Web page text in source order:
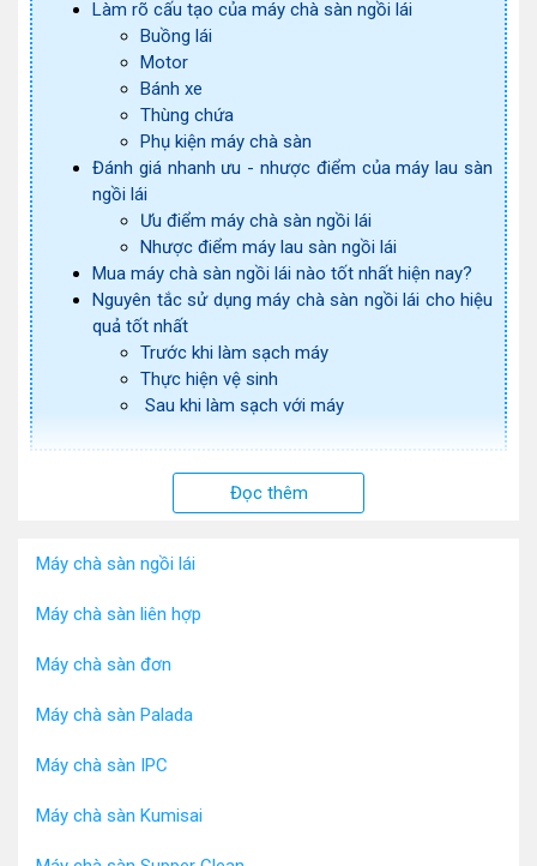
Làm rõ cấu tạo của máy chà sàn ngồi lái
Buồng lái
Motor
Bánh xe
Thùng chứa
Phụ kiện máy chà sàn
Đánh giá nhanh ưu - nhược điểm của máy lau sàn
ngồi lái
Ưu điểm máy chà sàn ngồi lái
Nhược điểm máy lau sàn ngồi lái
Mua máy chà sàn ngồi lái nào tốt nhất hiện nay?
Nguyên tắc sử dụng máy chà sàn ngồi lái cho hiệu
quả tốt nhất
Trước khi làm sạch máy
Thực hiện vệ sinh
Sau khi làm sạch với máy
Máy chà sàn ngồi lái là dòng sản phẩm cao cấp trong lĩnh
vực thiết bị vệ sinh công nghiệp. Máy được trang bị hệ thống
dụng ngày càng phổ biến tại các khu vực có diện tích mặt
Nếu cũng đang có quan tâm đặc biệt đến chiếc máy này,
cùng chúng tôi tìm hiểu rõ hơn qua bài viết dưới đây nhé!
Đọc thêm
Máy chà sàn ngồi lái
Máy chà sàn liên hợp
Máy chà sàn đơn
Máy chà sàn Palada
Máy chà sàn IPC
Máy chà sàn Kumisai